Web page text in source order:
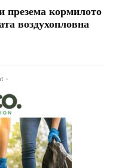
презема кормилото
воздухопловна
-